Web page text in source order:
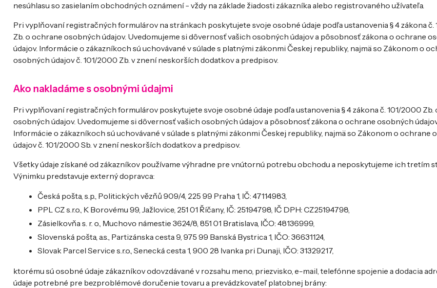
nesúhlasu so zasielaním obchodných oznámení - vždy na základe žiadosti zákazníka alebo registrovaného užívateľa.
Pri vyplňovaní registračných formulárov na stránkach poskytujete svoje osobné údaje podľa ustanovenia § 4 zákona č.
Zb. o ochrane osobných údajov. Uvedomujeme si dôvernosť vašich osobných údajov a pôsobnosť zákona o ochrane
údajov. Informácie o zákazníkoch sú uchovávané v súlade s platnými zákonmi Českej republiky, najmä so Zákonom o
osobných údajov č. 101/2000 Zb. v znení neskorších dodatkov a predpisov.
Ako nakladáme s osobnými údajmi
Pri vyplňovaní registračných formulárov poskytujete svoje osobné údaje podľa ustanovenia § 4 zákona č. 101/2000 Zb.
osobných údajov. Uvedomujeme si dôvernosť vašich osobných údajov a pôsobnosť zákona o ochrane osobných
Informácie o zákazníkoch sú uchovávané v súlade s platnými zákonmi Českej republiky, najmä so Zákonom o ochrane
údajov č. 101/2000 Sb. v znení neskorších dodatkov a predpisov.
Všetky údaje získané od zákazníkov používame výhradne pre vnútornú potrebu obchodu a neposkytujeme ich tretím
Výnimku predstavuje externý dopravca:
Česká pošta, s.p., Politických vězňů 909/4, 225 99 Praha 1, IČ: 47114983,
PPL CZ s.r.o., K Borovému 99, Jažlovice, 251 01 Říčany, IČ: 25194798, IČ DPH: CZ25194798,
Zásielkovňa s. r. o., Muchovo námestie 3624/8, 851 01 Bratislava, IČO: 48136999,
Slovenská pošta, a.s., Partizánska cesta 9, 975 99 Banská Bystrica 1, IČO: 36631124,
Slovak Parcel Service s.r.o., Senecká cesta 1, 900 28 Ivanka pri Dunaji, IČO: 31329217,
ktorému sú osobné údaje zákazníkov odovzdávané v rozsahu meno, priezvisko, e-mail, telefónne spojenie a dodacia
údaje potrebné pre bezproblémové doručenie tovaru a prevádzkovateľ platobnej brány: